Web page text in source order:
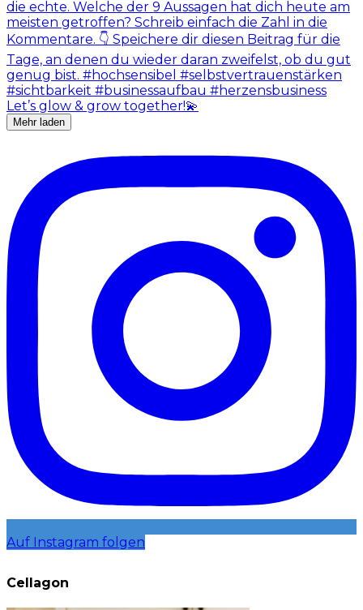
Mehr laden
Auf Instagram folgen
Cellagon